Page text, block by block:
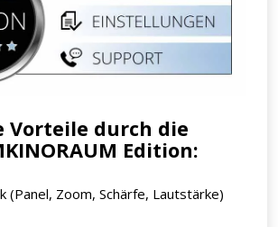
Vorteile durch die
Edition:
(Panel, Zoom, Schärfe, Lautstärke)